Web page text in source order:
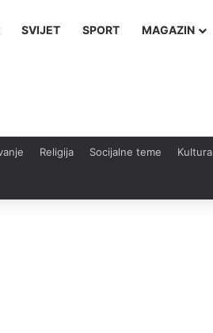
SVIJET SPORT MAGAZIN
Religija Socijalne teme Kultura